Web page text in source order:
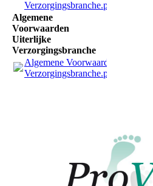
Verzorgingsbranche.pdf
Algemene
Voorwaarden
Uiterlijke
Verzorgingsbranche
Algemene Voorwaarden Uiterlijke
Verzorgingsbranche.pdf